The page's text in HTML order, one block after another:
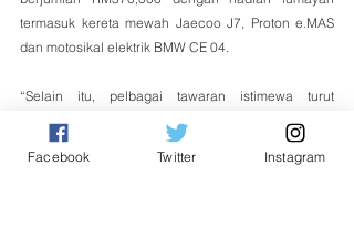
termasuk kereta mewah Jaecoo J7, Proton e.MAS
dan motosikal elektrik BMW CE 04.
“Selain itu, pelbagai tawaran istimewa turut
ditawarkan seperti Kempen Rebat Petrol, Rebat
Barangan Runcit serta Rebat Emas. Untuk maklumat
Facebook Twitter Instagram